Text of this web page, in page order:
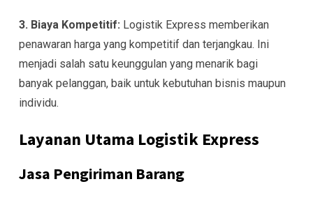
3. Biaya Kompetitif: Logistik Express memberikan
penawaran harga yang kompetitif dan terjangkau. Ini
menjadi salah satu keunggulan yang menarik bagi
banyak pelanggan, baik untuk kebutuhan bisnis maupun
individu.
Layanan Utama Logistik Express
Jasa Pengiriman Barang